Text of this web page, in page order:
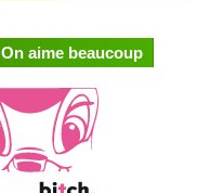
On aime beaucoup